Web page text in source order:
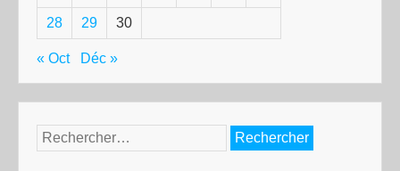
28 29 30
« Oct Déc »
Rechercher :